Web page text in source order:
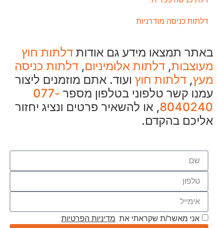
דלתות כניסה מודרניות
באתר תמצאו מידע גם אודות דלתות חוץ
מעוצבות, דלתות אלומיניום, דלתות כניסה
מעץ, דלתות חוץ ועוד. אתם מוזמנים ליצור
עמנו קשר טלפוני בטלפון מספר 077-
8040240, או להשאיר פרטים ונציג יחזור
אליכם בהקדם.
אני מאשר/ת שקראתי את מדיניות הפרטיות